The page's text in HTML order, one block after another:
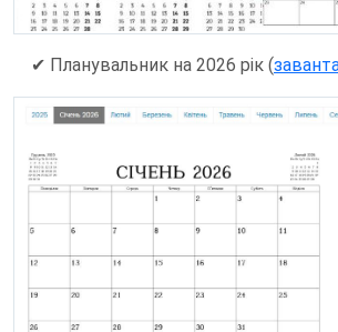
✔ Планувальник на 2026 рік (